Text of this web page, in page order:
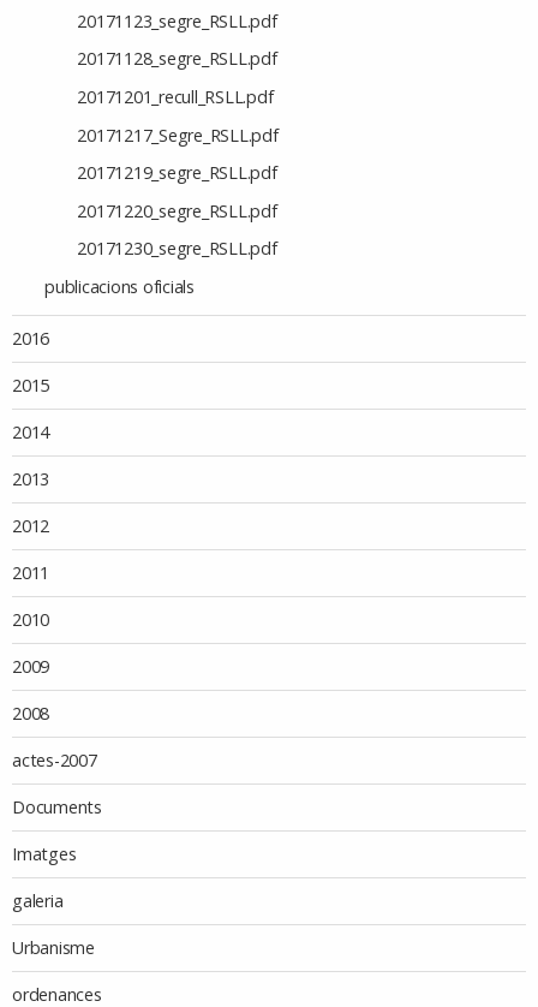
20171123_segre_RSLL.pdf
20171128_segre_RSLL.pdf
20171201_recull_RSLL.pdf
20171217_Segre_RSLL.pdf
20171219_segre_RSLL.pdf
20171220_segre_RSLL.pdf
20171230_segre_RSLL.pdf
publicacions oficials
2016
2015
2014
2013
2012
2011
2010
2009
2008
actes-2007
Documents
Imatges
galeria
Urbanisme
ordenances